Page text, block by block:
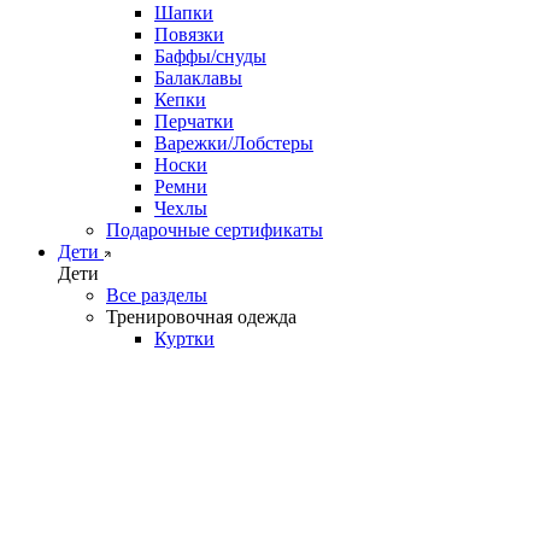
Шапки
Повязки
Баффы/снуды
Балаклавы
Кепки
Перчатки
Варежки/Лобстеры
Носки
Ремни
Чехлы
Подарочные сертификаты
Дети
Дети
Все разделы
Тренировочная одежда
Куртки